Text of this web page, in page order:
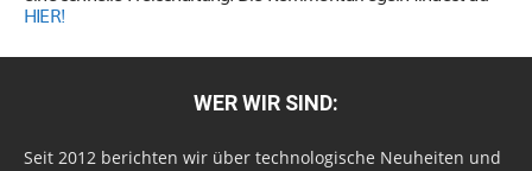
HIER!
WER WIR SIND:
Seit 2012 berichten wir über technologische Neuheiten und